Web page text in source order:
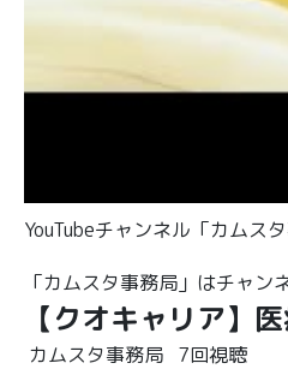
YouTubeチャンネル「カムス
「カムスタ事務局」はチャン
【クオキャリア】
カムスタ事務局 7回視聴